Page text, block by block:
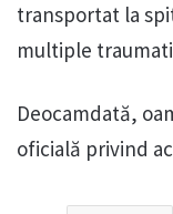
transportat la
multiple
Deocamdată,
oficială privind